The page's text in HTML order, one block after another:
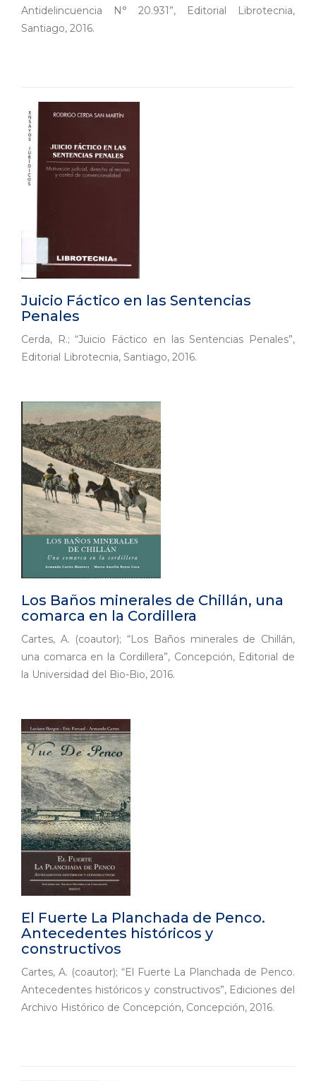
Antidelincuencia N° 20.931”, Editorial Librotecnia,
Santiago, 2016.
Juicio Fáctico en las Sentencias
Penales
Cerda, R.; “Juicio Fáctico en las Sentencias Penales”,
Editorial Librotecnia, Santiago, 2016.
Los Baños minerales de Chillán, una
comarca en la Cordillera
Cartes, A. (coautor); “Los Baños minerales de Chillán,
una comarca en la Cordillera”, Concepción, Editorial de
la Universidad del Bio-Bio, 2016.
El Fuerte La Planchada de Penco.
Antecedentes históricos y
constructivos
Cartes, A. (coautor); “El Fuerte La Planchada de Penco.
Antecedentes históricos y constructivos”, Ediciones del
Archivo Histórico de Concepción, Concepción, 2016.